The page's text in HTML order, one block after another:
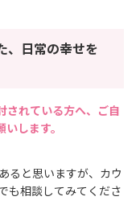
、日常の幸せを
されている方へ、ご自
します。
ると思いますが、カウ
も相談してみてくださ